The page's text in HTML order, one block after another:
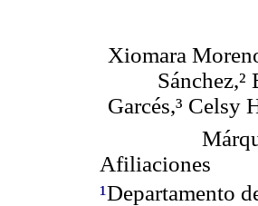
Xiomara
Sánchez,²
Garcés,³ Celsy
Afiliaciones
¹Departamento